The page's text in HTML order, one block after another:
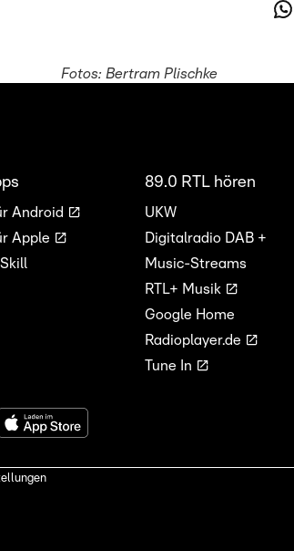
Fotos: Bertram Plischke
Android
Apple
89.0 RTL hören
UKW
Digitalradio DAB +
Music-Streams
RTL+ Musik
Google Home
Radioplayer.de
Tune In